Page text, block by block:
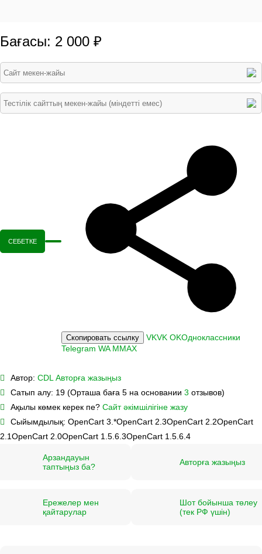
Бағасы: 2 000 ₽
СЕБЕТКЕ
Скопировать ссылку VKVK OKОдноклассники
Telegram WA MMAX
Автор: CDL Авторға жазыңыз
Сатып алу: 19 (Орташа баға 5 на основании 3 отзывов)
Ақылы көмек керек пе? Сайт әкімшілігіне жазу
Сыйымдылық: OpenCart 3.*OpenCart 2.3OpenCart 2.2OpenCart
2.1OpenCart 2.0OpenCart 1.5.6.3OpenCart 1.5.6.4
Арзандауын
таптыңыз ба?
Авторға жазыңыз
Ережелер мен
қайтарулар
Шот бойынша төлеу
(тек РФ үшін)